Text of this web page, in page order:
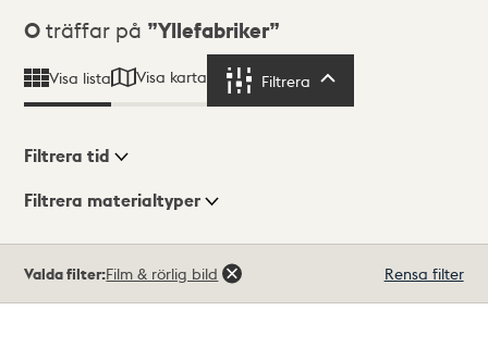
Sökresultat
0 träffar på Yllefabriker
Visa lista Visa karta Filtrera
Visningsläge
Filtrera tid
Filtrera materialtyper
träffar
Valda filter:Film & rörlig bild Rensa filter